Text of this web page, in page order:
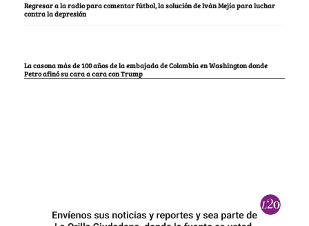
Regresar a la radio para comentar fútbol, la solución de Iván Mejía para luchar
contra la depresión
La casona más de 100 años de la embajada de Colombia en Washington donde
Petro afinó su cara a cara con Trump